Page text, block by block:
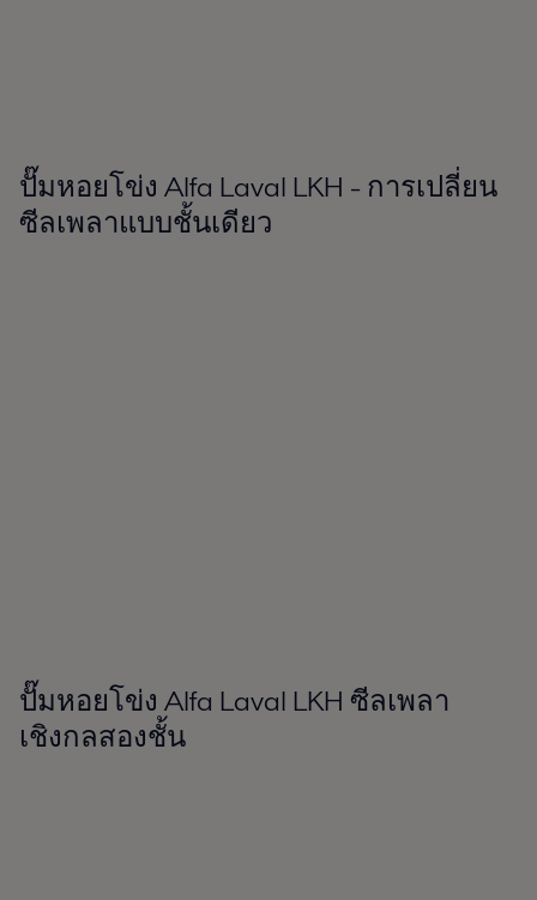
ปั๊มหอยโข่ง Alfa Laval LKH - การเปลี่ยน
ซีลเพลาแบบชั้นเดียว
ปั๊มหอยโข่ง Alfa Laval LKH ซีลเพลา
เชิงกลสองชั้น